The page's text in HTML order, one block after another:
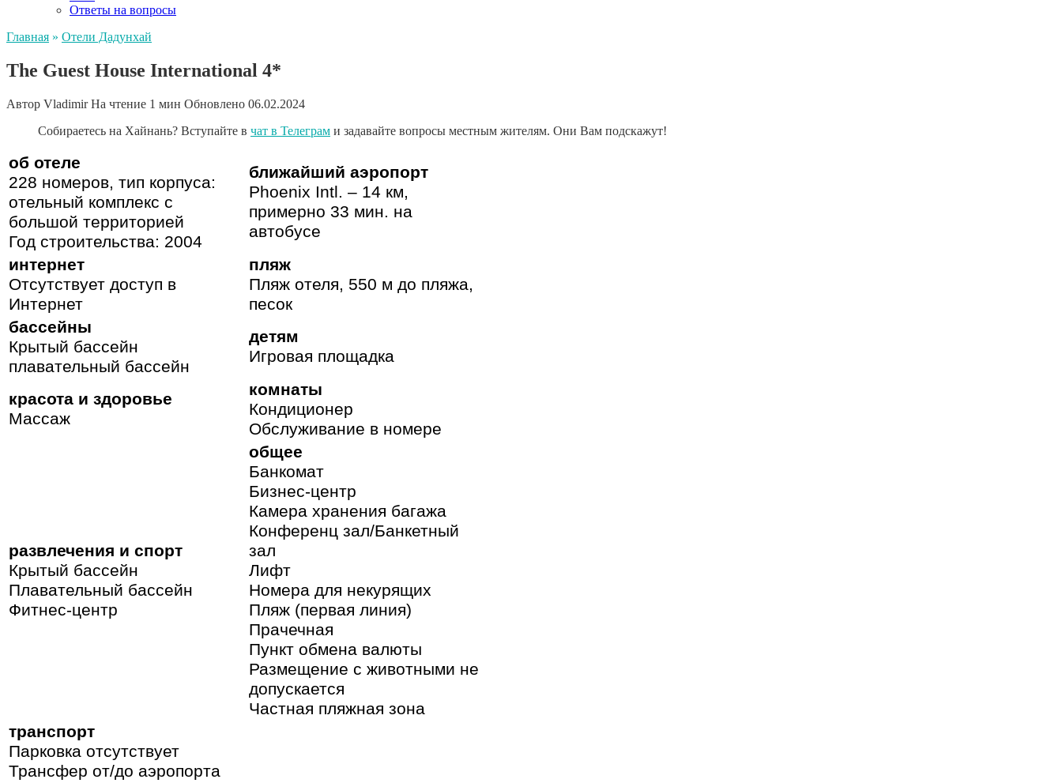
Ответы на вопросы
Главная » Отели Дадунхай
The Guest House International 4*
Автор Vladimir На чтение 1 мин Обновлено 06.02.2024
Собираетесь на Хайнань? Вступайте в чат в Телеграм и задавайте вопросы местным жителям. Они Вам подскажут!
об отеле
228 номеров, тип корпуса:
отельный комплекс с
большой территорией
Год строительства: 2004
ближайший аэропорт
Phoenix Intl. – 14 км,
примерно 33 мин. на
автобусе
интернет
Отсутствует доступ в
Интернет
пляж
Пляж отеля, 550 м до пляжа,
песок
бассейны
Крытый бассейн
плавательный бассейн
детям
Игровая площадка
красота и здоровье
Массаж
комнаты
Кондиционер
Обслуживание в номере
развлечения и спорт
Крытый бассейн
Плавательный бассейн
Фитнес-центр
общее
Банкомат
Бизнес-центр
Камера хранения багажа
Конференц зал/Банкетный
зал
Лифт
Номера для некурящих
Пляж (первая линия)
Прачечная
Пункт обмена валюты
Размещение с животными не
допускается
Частная пляжная зона
транспорт
Парковка отсутствует
Трансфер от/до аэропорта